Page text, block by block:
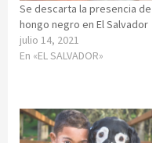
Se descarta la presencia de
hongo negro en El Salvador
julio 14, 2021
En «EL SALVADOR»